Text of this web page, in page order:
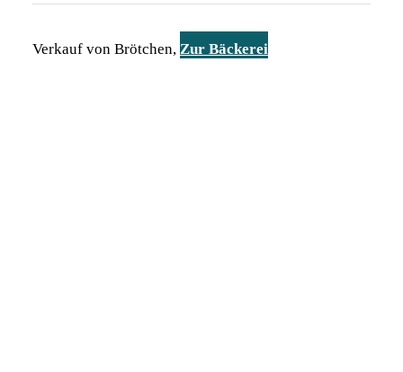
Verkauf von Brötchen, Zur Bäckerei